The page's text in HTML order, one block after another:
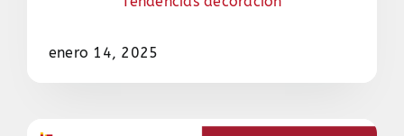
enero 14, 2025